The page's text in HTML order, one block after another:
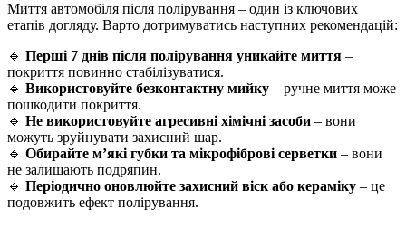
Миття автомобіля після полірування – один із ключових
етапів догляду. Варто дотримуватись наступних рекомендацій:
🔹 Перші 7 днів після полірування уникайте миття –
покриття повинно стабілізуватися.
🔹 Використовуйте безконтактну мийку – ручне миття може
пошкодити покриття.
🔹 Не використовуйте агресивні хімічні засоби – вони
можуть зруйнувати захисний шар.
🔹 Обирайте м’які губки та мікрофіброві серветки – вони
не залишають подряпин.
🔹 Періодично оновлюйте захисний віск або кераміку – це
подовжить ефект полірування.